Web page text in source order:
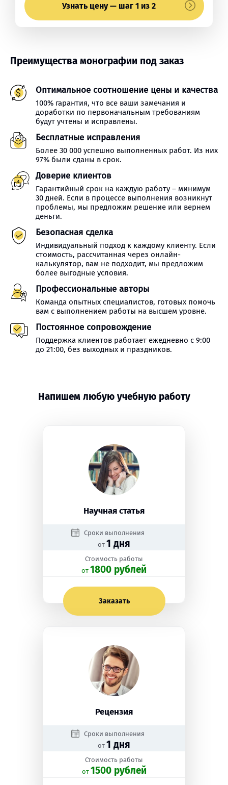
Узнать цену — шаг 1 из 2
Преимущества монографии под заказ
Оптимальное соотношение цены и качества
100% гарантия, что все ваши замечания и
доработки по первоначальным требованиям
будут учтены и исправлены.
Бесплатные исправления
Более 30 000 успешно выполненных работ. Из них
97% были сданы в срок.
Доверие клиентов
Гарантийный срок на каждую работу – минимум
30 дней. Если в процессе выполнения возникнут
проблемы, мы предложим решение или вернем
деньги.
Безопасная сделка
Индивидуальный подход к каждому клиенту. Если
стоимость, рассчитанная через онлайн-
калькулятор, вам не подходит, мы предложим
более выгодные условия.
Профессиональные авторы
Команда опытных специалистов, готовых помочь
вам с выполнением работы на высшем уровне.
Постоянное сопровождение
Поддержка клиентов работает ежедневно с 9:00
до 21:00, без выходных и праздников.
Напишем любую учебную работу
Научная статья
Сроки выполнения
от 1 дня
Стоимость работы
oт 1800 рублей
Заказать
Рецензия
Сроки выполнения
от 1 дня
Стоимость работы
oт 1500 рублей